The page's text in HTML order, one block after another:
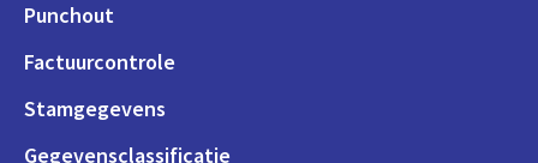
Punchout
Factuurcontrole
Stamgegevens
Gegevensclassificatie